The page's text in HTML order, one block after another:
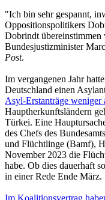
"Ich bin sehr gespannt,
Oppositionspolitikers
Dobrindt übereinstimmen
Bundesjustizminister
Post.
Im vergangenen Jahr
Deutschland einen
Asyl-Erstanträge weniger
Hauptherkunftsländern
Türkei. Eine
des Chefs des
und Flüchtlinge (Bamf),
November 2023 die
habe. Ob dies dauerhaft
in einer Rede Ende März.